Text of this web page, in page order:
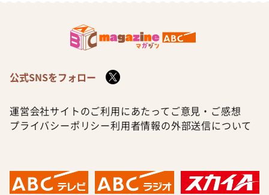
公式SNSをフォロー
運営会社サイトのご利用にあたって ご意見・ご感想
プライバシーポリシー利用者情報の外部送信について